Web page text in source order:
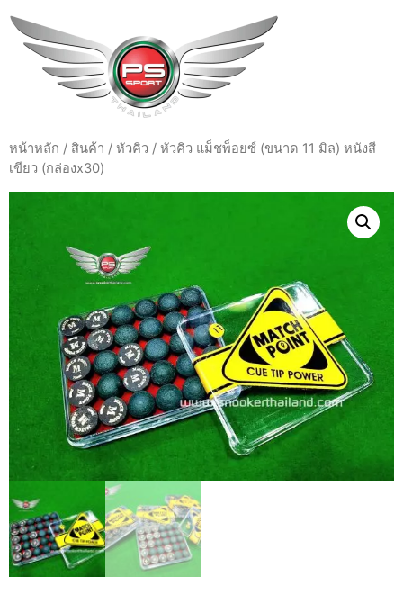
หน้าหลัก / สินค้า / หัวคิว / หัวคิว แม็ชพ็อยซ์ (ขนาด 11 มิล) หนังสี
เขียว (กล่องx30)